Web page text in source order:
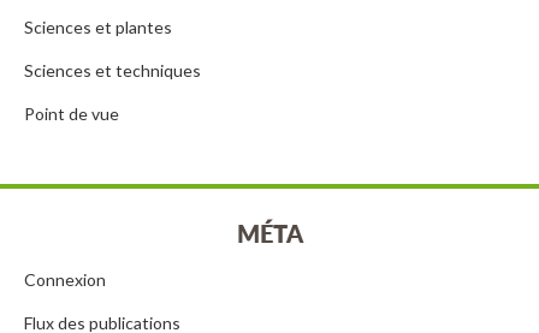
Sciences et plantes
Sciences et techniques
Point de vue
MÉTA
Connexion
Flux des publications